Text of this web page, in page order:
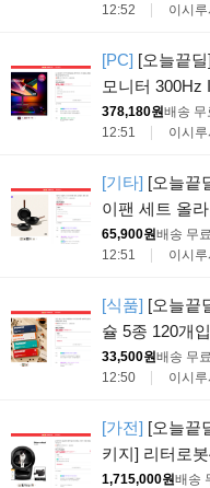
12:52
이시루
[PC] [오늘끝
모니터 300Hz
378,180원배송 무
12:51
이시루
[기타] [오늘끝
이팬 세트 올
65,900원배송 무료
12:51
이시루
[식품] [오늘끝
슐 5종 120개
33,500원배송 무료
12:50
이시루
[가전] [오늘끝
키지] 리터로
1,715,000원배송